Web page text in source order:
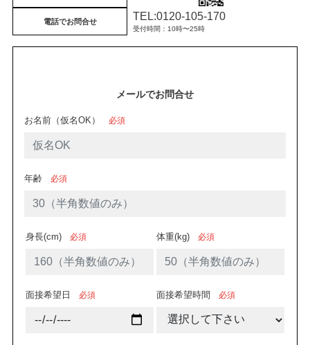
電話でお問合せ TEL:0120-105-170
受付時間：10時〜25時
メールでお問合せ
お名前（仮名OK） 必須
年齢 必須
身長(cm) 必須 体重(kg) 必須
面接希望日 必須 面接希望時間 必須